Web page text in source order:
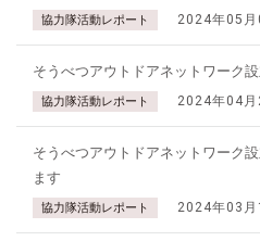
協力隊活動レポート 2024年05月
そうべつアウトドアネットワーク
協力隊活動レポート 2024年04月
そうべつアウトドアネットワーク
ます
協力隊活動レポート 2024年03月